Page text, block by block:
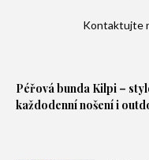
Kontaktujte
Péřová bunda Kilpi –
každodenní nošení i